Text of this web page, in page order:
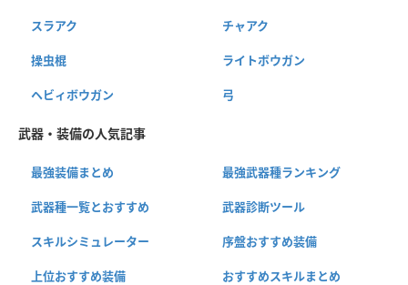
スラアク チャアク
操虫棍 ライトボウガン
ヘビィボウガン 弓
武器・装備の人気記事
最強装備まとめ 最強武器種ランキング
武器種一覧とおすすめ 武器診断ツール
スキルシミュレーター 序盤おすすめ装備
上位おすすめ装備 おすすめスキルまとめ